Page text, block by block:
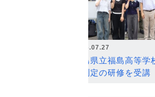
2026.07.27
福島県立福島高等学
ン測定の研修を受講